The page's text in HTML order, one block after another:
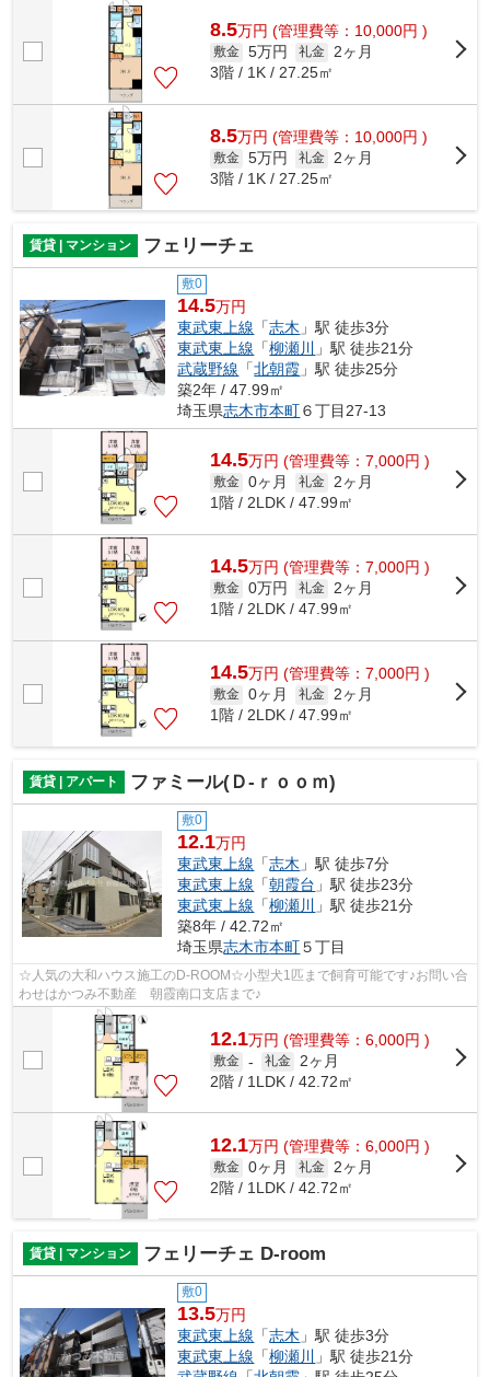
8.5万円 (管理費等：10,000円 )
敷金 5万円 礼金 2ヶ月
3階 / 1K / 27.25㎡
8.5万円 (管理費等：10,000円 )
敷金 5万円 礼金 2ヶ月
3階 / 1K / 27.25㎡
賃貸 | マンション フェリーチェ
敷0
14.5万円
東武東上線 「志木 」駅 徒歩3分
東武東上線 「柳瀬川
」駅 徒歩21分
武蔵野線 「北朝霞 」駅 徒歩25分
築2年 / 47.99㎡
埼玉県志木市本町６丁目27-13
14.5万円 (管理費等：7,000円 )
敷金 0ヶ月 礼金 2ヶ月
1階 / 2LDK / 47.99㎡
14.5万円 (管理費等：7,000円 )
敷金 0万円 礼金 2ヶ月
1階 / 2LDK / 47.99㎡
14.5万円 (管理費等：7,000円 )
敷金 0ヶ月 礼金 2ヶ月
1階 / 2LDK / 47.99㎡
賃貸 | アパート ファミール(Ｄ-ｒｏｏｍ)
敷0
12.1万円
東武東上線 「志木 」駅 徒歩7分
東武東上線 「朝霞台 」駅 徒歩23分
東武東上線 「柳瀬川 」駅 徒歩21分
築8年 / 42.72㎡
埼玉県志木市本町５丁目
☆人気の大和ハウス施工のD-ROOM☆小型犬1匹まで飼育可能です♪お問い合
わせはかつみ不動産 朝霞南口支店まで♪
12.1万円 (管理費等：6,000円 )
敷金 - 礼金
2ヶ月
2階 / 1LDK / 42.72㎡
12.1万円 (管理費等：6,000円 )
敷金 0ヶ月 礼金
2ヶ月
2階 / 1LDK / 42.72㎡
賃貸 | マンション フェリーチェ D-room
敷0
13.5万円
東武東上線 「志木 」駅 徒歩3分
東武東上線 「柳瀬川
」駅 徒歩21分